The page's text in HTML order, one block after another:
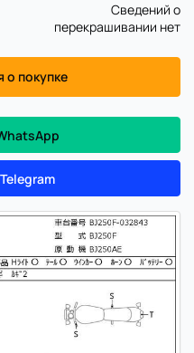
Сведений о
перекрашивании нет
о покупке